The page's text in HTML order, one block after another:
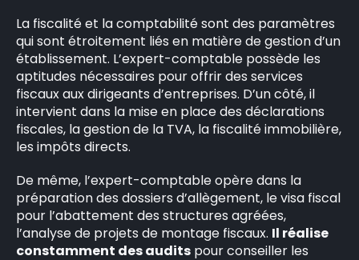
La fiscalité et la comptabilité sont des paramètres
qui sont étroitement liés en matière de gestion d’un
établissement. L’expert-comptable possède les
aptitudes nécessaires pour offrir des services
fiscaux aux dirigeants d’entreprises. D’un côté, il
intervient dans la mise en place des déclarations
fiscales, la gestion de la TVA, la fiscalité immobilière,
les impôts directs.
De même, l’expert-comptable opère dans la
préparation des dossiers d’allègement, le visa fiscal
pour l’abattement des structures agréées,
l’analyse de projets de montage fiscaux. Il réalise
constamment des audits pour conseiller les
Rechercher
: